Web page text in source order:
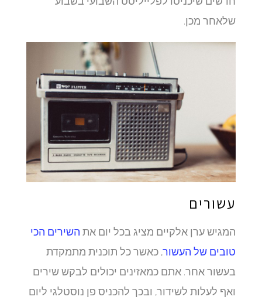
שלאחר מכן.
עשורים
המגיש ערן אלקיים מציג בכל יום אתהשירים הכי
טובים של העשור, כאשר כל תוכנית מתמקדת
בעשור אחר. אתם כמאזינים יכולים לבקש שירים
ואף לעלות לשידור, ובכך להכניס פן נוסטלגי ליום